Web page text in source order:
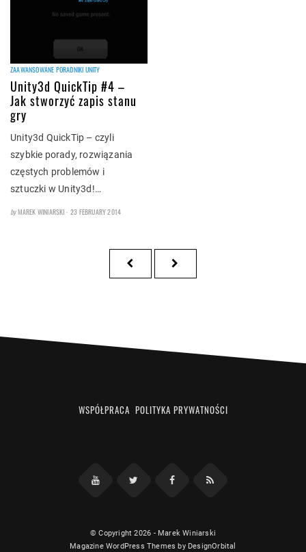
ZAAWANSOWANE PORADNIKI UNITY
Unity3d QuickTip #4 –
Jak stworzyć zapis stanu
gry
Unity3d QuickTip – czyli
szybkie porady, rozwiązania
częstych problemów i
sztuczki w Unity3d!…
byMAREK WINIARSKI POSTED
23 FEBRUARY 2014
PREVIOUS
PAGE
NEXT
PAGE
WSPÓŁPRACA POLITYKA PRYWATNOŚCI
YouTube Twitter FacebookRSS
© Copyright 2026 - Marek Winiarski
Magazine WordPress Themes by DesignOrbital